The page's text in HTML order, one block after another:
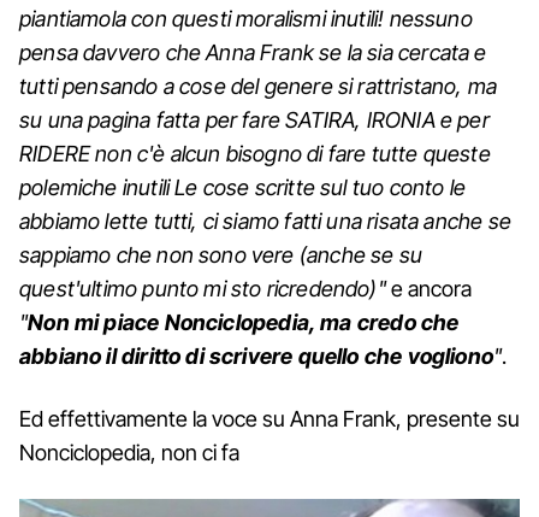
piantiamola con questi moralismi inutili! nessuno
pensa davvero che Anna Frank se la sia cercata e
tutti pensando a cose del genere si rattristano, ma
su una pagina fatta per fare SATIRA, IRONIA e per
RIDERE non c'è alcun bisogno di fare tutte queste
polemiche inutili Le cose scritte sul tuo conto le
abbiamo lette tutti, ci siamo fatti una risata anche se
sappiamo che non sono vere (anche se su
quest'ultimo punto mi sto ricredendo)"e ancora
"Non mi piace Nonciclopedia, ma credo che
abbiano il diritto di scrivere quello che vogliono".
Ed effettivamente la voce su Anna Frank, presente su
Nonciclopedia, non ci fa